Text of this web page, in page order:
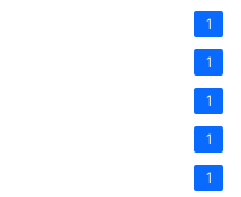
1
1
1
1
1